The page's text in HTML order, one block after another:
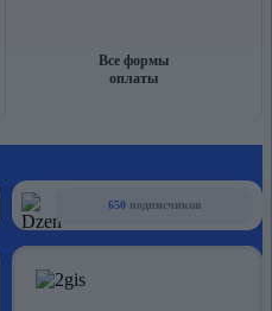
Все формы
оплаты
650подписчиков